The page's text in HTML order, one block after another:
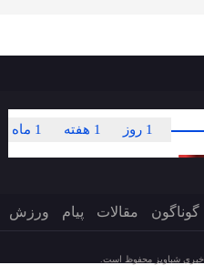
1 ماه 1 هفته 1 روز
گوناگون مقالات پیام ورزش
خبری شباویز محفوظ است.